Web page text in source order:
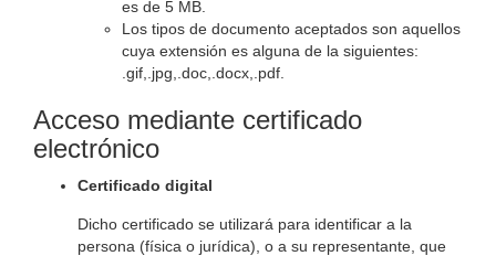
es de 5 MB.
Los tipos de documento aceptados son aquellos
cuya extensión es alguna de la siguientes:
.gif,.jpg,.doc,.docx,.pdf.
Acceso mediante certificado
electrónico
Certificado digital
Dicho certificado se utilizará para identificar a la
persona (física o jurídica), o a su representante, que